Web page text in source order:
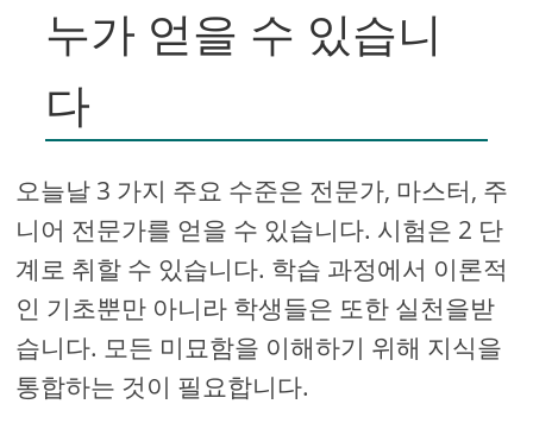
누가 얻을 수 있습니
다
오늘날 3 가지 주요 수준은 전문가, 마스터, 주
니어 전문가를 얻을 수 있습니다. 시험은 2 단
계로 취할 수 있습니다. 학습 과정에서 이론적
인 기초뿐만 아니라 학생들은 또한 실천을받
습니다. 모든 미묘함을 이해하기 위해 지식을
통합하는 것이 필요합니다.